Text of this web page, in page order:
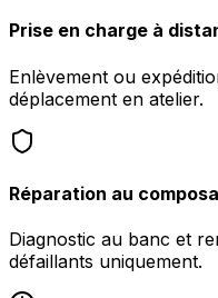
Prise en charge à
Enlèvement ou
déplacement en atelier.
Réparation au
Diagnostic au banc et
défaillants uniquement.